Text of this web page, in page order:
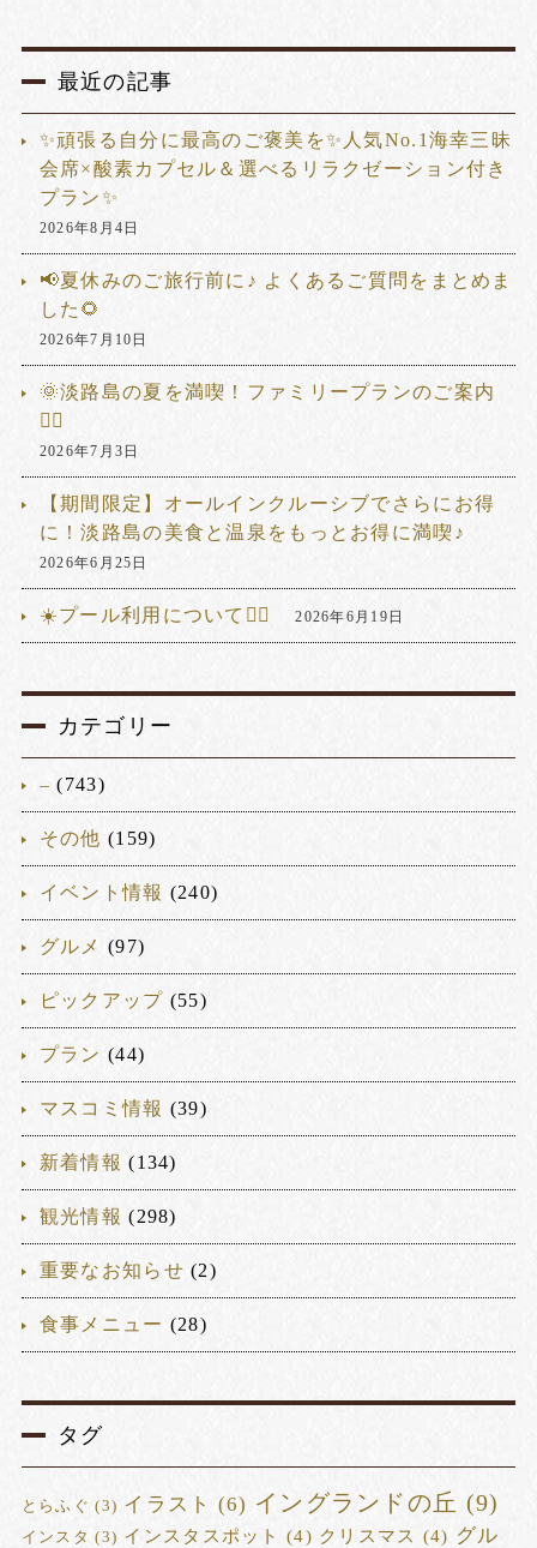
最近の記事
✨頑張る自分に最高のご褒美を✨人気No.1海幸三昧
会席×酸素カプセル＆選べるリラクゼーション付き
プラン✨
2026年8月4日
📢夏休みのご旅行前に♪ よくあるご質問をまとめま
した🌻
2026年7月10日
🌞淡路島の夏を満喫！ファミリープランのご案内
🏊‍♂️
2026年7月3日
【期間限定】オールインクルーシブでさらにお得
に！淡路島の美食と温泉をもっとお得に満喫♪
2026年6月25日
☀️プール利用について🏊‍♂️ 2026年6月19日
カテゴリー
– (743)
その他 (159)
イベント情報 (240)
グルメ (97)
ピックアップ (55)
プラン (44)
マスコミ情報 (39)
新着情報 (134)
観光情報 (298)
重要なお知らせ (2)
食事メニュー (28)
タグ
とらふぐ (3) イラスト (6) イングランドの丘 (9)
インスタ (3) インスタスポット (4) クリスマス (4) グル